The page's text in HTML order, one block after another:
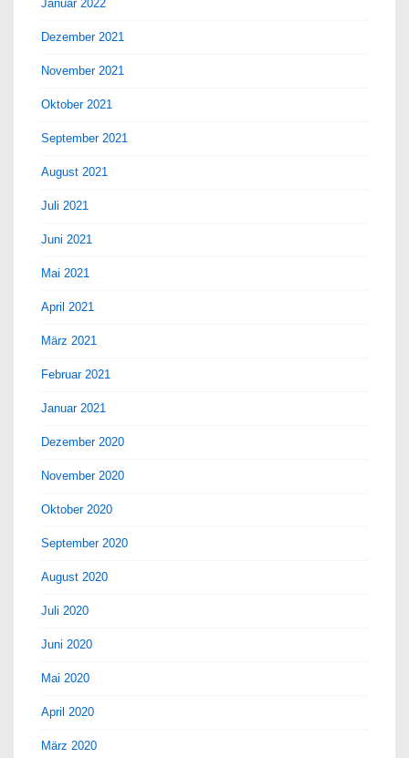
Januar 2022
Dezember 2021
November 2021
Oktober 2021
September 2021
August 2021
Juli 2021
Juni 2021
Mai 2021
April 2021
März 2021
Februar 2021
Januar 2021
Dezember 2020
November 2020
Oktober 2020
September 2020
August 2020
Juli 2020
Juni 2020
Mai 2020
April 2020
März 2020